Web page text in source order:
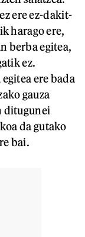
ere ez-dakit-
harago ere,
berba egitea,
ez.
ere bada
gauza
ditugunei
da gutako
bai.